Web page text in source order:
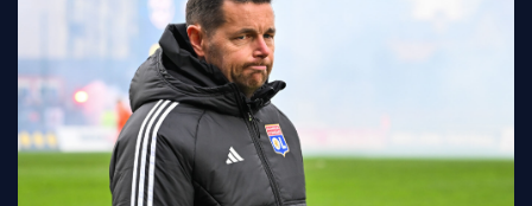
LIGUE 1
FC BARCELONE
MANCHESTER UNITED
CHELSEA
ARSENAL